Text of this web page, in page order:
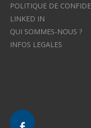
POLITIQUE DE
LINKED IN
QUI SOMMES-NOUS ?
INFOS LEGALES